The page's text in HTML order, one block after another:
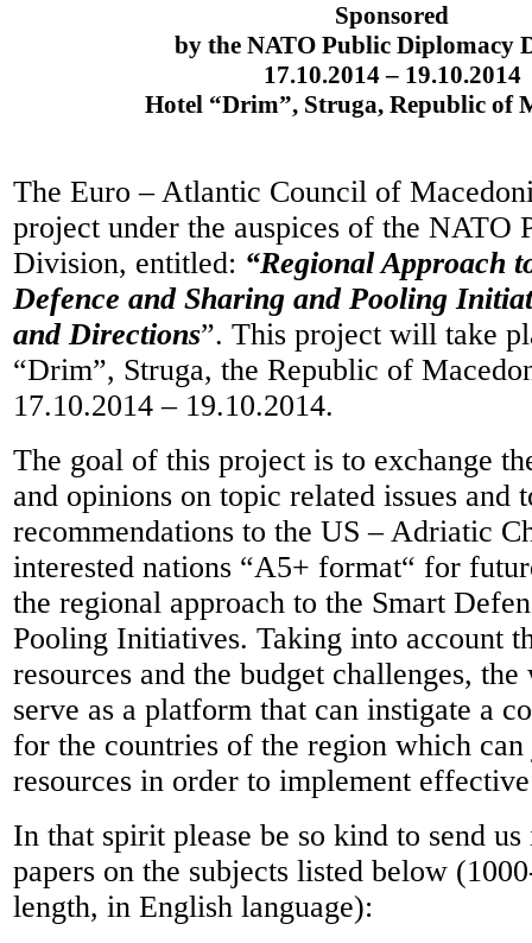
Sponsored
by the NATO Public Diplomacy
17.10.2014 – 19.10.2014
Hotel “Drim”, Struga, Republic of
The Euro – Atlantic Council of
project under the auspices of the NATO
Division, entitled: “Regional Approach
Defence and Sharing and Pooling
and Directions”. This project will take
“Drim”, Struga, the Republic of
17.10.2014 – 19.10.2014.
The goal of this project is to exchange
and opinions on topic related issues and
recommendations to the US – Adriatic
interested nations “A5+ format“ for
the regional approach to the Smart
Pooling Initiatives. Taking into account
resources and the budget challenges,
serve as a platform that can instigate a
for the countries of the region which
resources in order to implement
In that spirit please be so kind to send
papers on the subjects listed below
length, in English language):